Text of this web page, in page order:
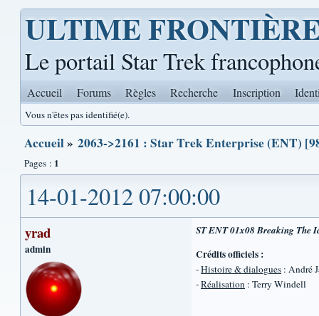
ULTIME
Le portail Star Trek
Accueil Forums Règles Recherche Inscription
Vous n'êtes pas identifié(e).
Accueil» 2063->2161 : Star Trek Enterprise (ENT)
Pages : 1
14-01-2012 07:00:00
yrad
admin
ST ENT 01x08 Breaking The
Crédits officiels :
-Histoire & dialogues : André
-Réalisation : Terry Windell